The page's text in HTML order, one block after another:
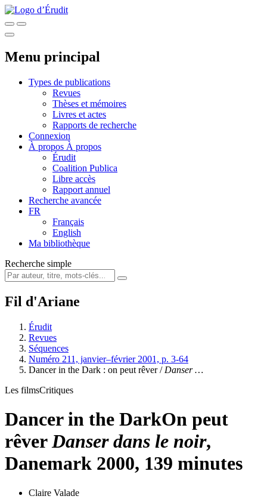
Menu principal
Types de publications
Revues
Thèses et mémoires
Livres et actes
Rapports de recherche
Connexion
À propos À propos
Érudit
Coalition Publica
Libre accès
Rapport annuel
Recherche avancée
FR
Français
English
Ma bibliothèque
Recherche simple
Fil d'Ariane
Érudit
Revues
Séquences
Numéro 211, janvier–février 2001, p. 3-64
Dancer in the Dark : on peut rêver / Danser …
Les filmsCritiques
Dancer in the DarkOn peut
rêver Danser dans le noir,
Danemark 2000, 139 minutes
Claire Valade